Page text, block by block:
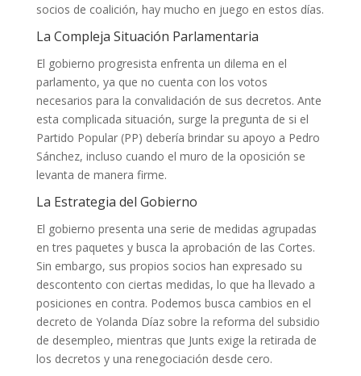
socios de coalición, hay mucho en juego en estos días.
La Compleja Situación Parlamentaria
El gobierno progresista enfrenta un dilema en el
parlamento, ya que no cuenta con los votos
necesarios para la convalidación de sus decretos. Ante
esta complicada situación, surge la pregunta de si el
Partido Popular (PP) debería brindar su apoyo a Pedro
Sánchez, incluso cuando el muro de la oposición se
levanta de manera firme.
La Estrategia del Gobierno
El gobierno presenta una serie de medidas agrupadas
en tres paquetes y busca la aprobación de las Cortes.
Sin embargo, sus propios socios han expresado su
descontento con ciertas medidas, lo que ha llevado a
posiciones en contra. Podemos busca cambios en el
decreto de Yolanda Díaz sobre la reforma del subsidio
de desempleo, mientras que Junts exige la retirada de
los decretos y una renegociación desde cero.